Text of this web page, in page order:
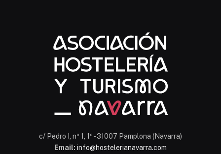
Chatbot Hostelería Navarra
En línea
c/ Pedro I, nº 1, 1º - 31007 Pamplona (Navarra)
Email: info@hostelerianavarra.com